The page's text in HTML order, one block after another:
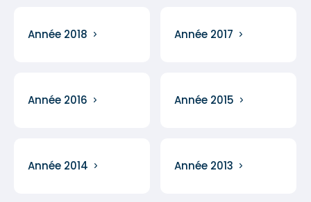
Année 2018 Année 2017
Année 2016 Année 2015
Année 2014 Année 2013